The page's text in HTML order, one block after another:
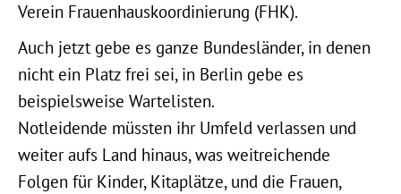
Verein Frauenhauskoordinierung (FHK).
Auch jetzt gebe es ganze Bundesländer, in denen
nicht ein Platz frei sei, in Berlin gebe es
beispielsweise Wartelisten.
Notleidende müssten ihr Umfeld verlassen und
weiter aufs Land hinaus, was weitreichende
Folgen für Kinder, Kitaplätze, und die Frauen,